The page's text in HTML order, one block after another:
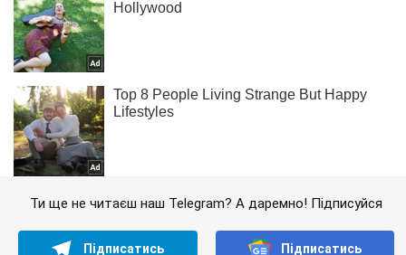
Ти ще не читаєш наш Telegram? А даремно! Підписуйся
Підписатись Підписатись